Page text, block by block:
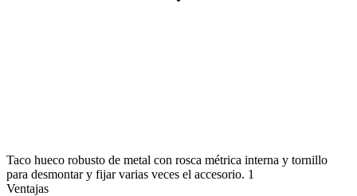
Taco hueco robusto de metal con rosca métrica interna y tornillo
para desmontar y fijar varias veces el accesorio. 1
Ventajas